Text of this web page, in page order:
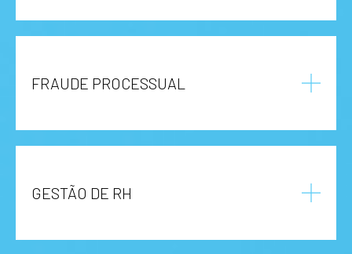
FRAUDE PROCESSUAL
GESTÃO DE RH